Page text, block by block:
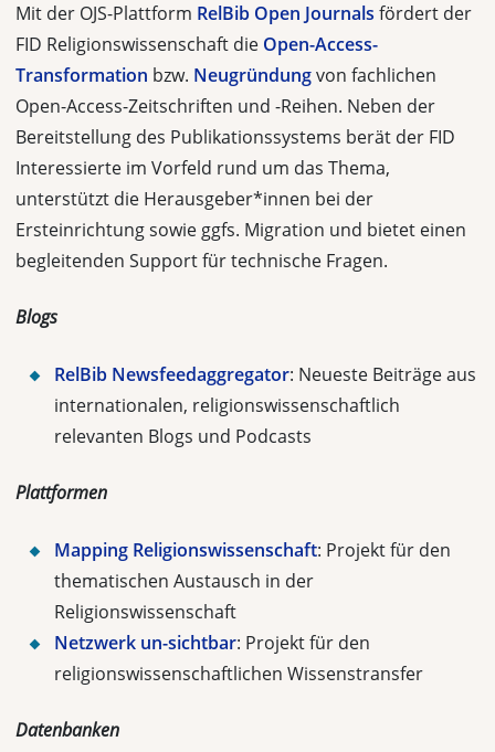
Mit der OJS-Plattform RelBib Open Journals fördert der
FID Religionswissenschaft die Open-Access-
Transformation bzw. Neugründungvon fachlichen
Open-Access-Zeitschriften und -Reihen. Neben der
Bereitstellung des Publikationssystems berät der FID
Interessierte im Vorfeld rund um das Thema,
unterstützt die Herausgeber*innen bei der
Ersteinrichtung sowie ggfs. Migration und bietet einen
begleitenden Support für technische Fragen.
Blogs
RelBib Newsfeedaggregator: Neueste Beiträge aus
internationalen, religionswissenschaftlich
relevanten Blogs und Podcasts
Plattformen
Mapping Religionswissenschaft: Projekt für den
thematischen Austausch in der
Religionswissenschaft
Netzwerk un-sichtbar: Projekt für den
religionswissenschaftlichen Wissenstransfer
Datenbanken